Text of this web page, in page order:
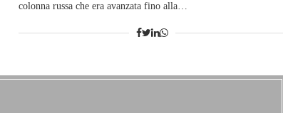
colonna russa che era avanzata fino alla…